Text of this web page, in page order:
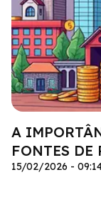
A
FONTES DE
15/02/2026 -